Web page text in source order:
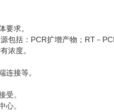
要求。
包括：PCR扩增产物；RT－
浓度。
连接等。
受。
心。